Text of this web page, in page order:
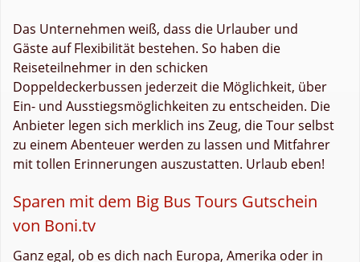
Das Unternehmen weiß, dass die Urlauber und
Gäste auf Flexibilität bestehen. So haben die
Reiseteilnehmer in den schicken
Doppeldeckerbussen jederzeit die Möglichkeit, über
Ein- und Ausstiegsmöglichkeiten zu entscheiden. Die
Anbieter legen sich merklich ins Zeug, die Tour selbst
zu einem Abenteuer werden zu lassen und Mitfahrer
mit tollen Erinnerungen auszustatten. Urlaub eben!
Sparen mit dem Big Bus Tours Gutschein
von Boni.tv
Ganz egal, ob es dich nach Europa, Amerika oder in